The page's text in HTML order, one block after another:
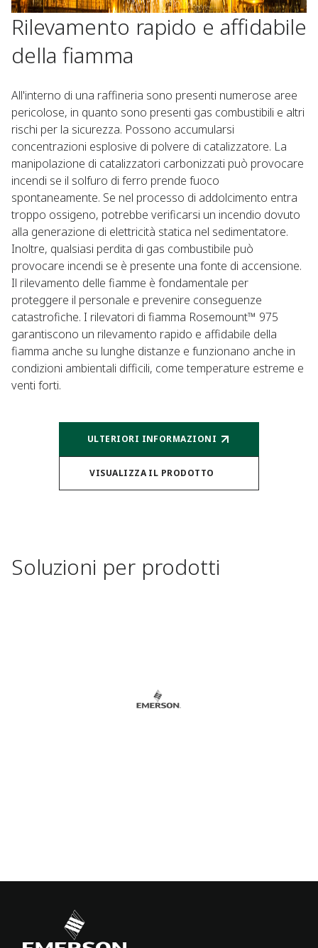
Rilevamento rapido e affidabile
della fiamma
All'interno di una raffineria sono presenti numerose aree
pericolose, in quanto sono presenti gas combustibili e altri
rischi per la sicurezza. Possono accumularsi
concentrazioni esplosive di polvere di catalizzatore. La
manipolazione di catalizzatori carbonizzati può provocare
incendi se il solfuro di ferro prende fuoco
spontaneamente. ​ Se nel processo di addolcimento entra
troppo ossigeno, potrebbe verificarsi un incendio dovuto
alla generazione di elettricità statica nel sedimentatore.
Inoltre, qualsiasi perdita di gas combustibile può
provocare incendi se è presente una fonte di accensione.
Il rilevamento delle fiamme è fondamentale per
proteggere il personale e prevenire conseguenze
catastrofiche. I rilevatori di fiamma Rosemount™ 975
garantiscono un rilevamento rapido e affidabile della
fiamma anche su lunghe distanze e funzionano anche in
condizioni ambientali difficili, come temperature estreme e
venti forti.
ULTERIORI INFORMAZIONI
VISUALIZZA IL PRODOTTO
Soluzioni per prodotti